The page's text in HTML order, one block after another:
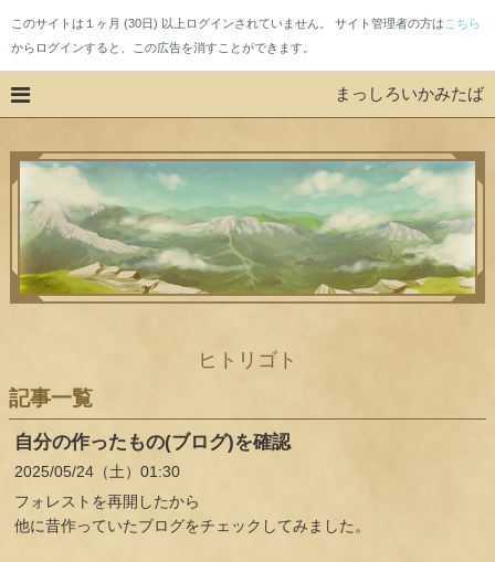
このサイトは１ヶ月 (30日) 以上ログインされていません。 サイト管理者の方は こちら
からログインすると、この広告を消すことができます。
まっしろいかみたば
ヒトリゴト
記事一覧
自分の作ったもの(ブログ)を確認
2025 05 24 （土） 01:30
フォレストを再開したから
他に昔作っていたブログをチェックしてみました。